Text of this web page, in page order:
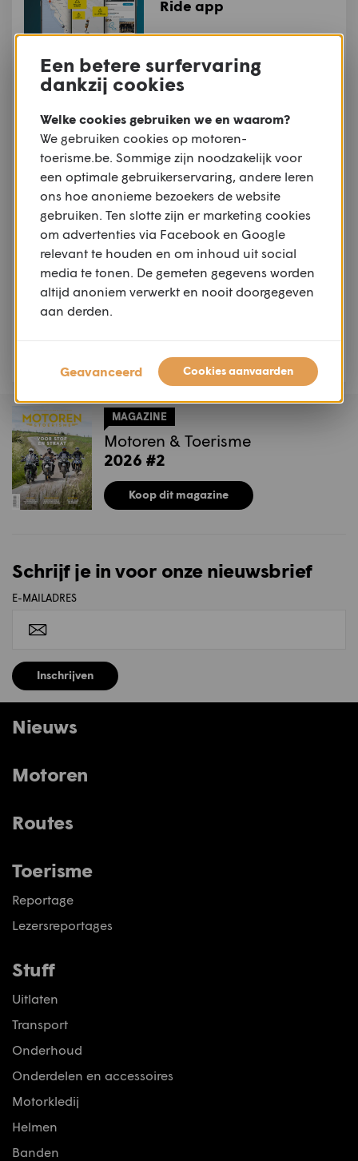
Ride app
STUFF
Productnieuws:
kleppendeksel- en
cilinderprotector voor R
1300 Boxers
STUFF
Productnieuws: Shark
Helmets komt met
nieuwe MotoGP-
collectie
STUFF
Productnieuws: Cardo
MAGAZINE
Motoren & Toerisme
2026 #2
Koop dit magazine
Schrijf je in voor onze nieuwsbrief
E-MAILADRES
Inschrijven
Nieuws
Motoren
Routes
Toerisme
Reportage
Lezersreportages
Stuff
Uitlaten
Transport
Onderhoud
Onderdelen en accessoires
Motorkledij
Helmen
Banden
Een betere surfervaring
dankzij cookies
Welke cookies gebruiken we en waarom?
We gebruiken cookies op motoren-
toerisme.be. Sommige zijn noodzakelijk voor
een optimale gebruikerservaring, andere leren
ons hoe anonieme bezoekers de website
gebruiken. Ten slotte zijn er marketing cookies
om advertenties via Facebook en Google
relevant te houden en om inhoud uit social
media te tonen. De gemeten gegevens worden
altijd anoniem verwerkt en nooit doorgegeven
aan derden.
Geavanceerd Cookies aanvaarden